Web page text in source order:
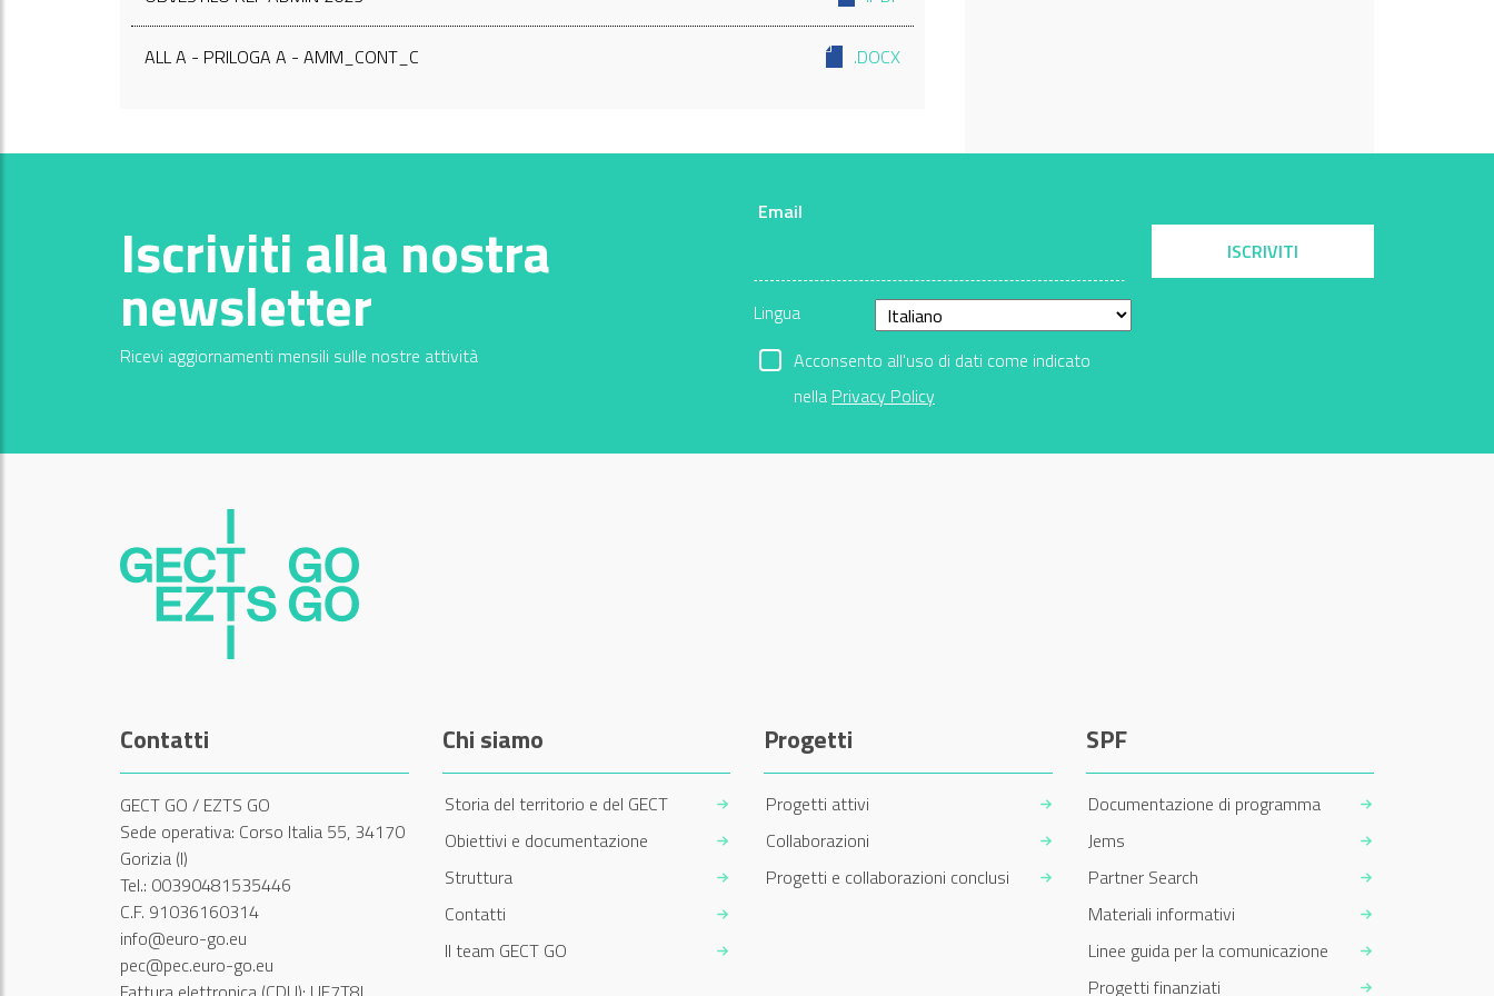
ALL A - PRILOGA A - AMM_CONT_C .DOCX
Iscriviti alla nostra
newsletter
Ricevi aggiornamenti mensili sulle nostre attività
Email
Lingua
Acconsento all'uso di dati come indicato
nella Privacy Policy
ISCRIVITI
Contatti
GECT GO / EZTS GO
Sede operativa: Corso Italia 55, 34170
Gorizia (I)
Tel.: 00390481535446
C.F. 91036160314
info@euro-go.eu
pec@pec.euro-go.eu
Chi siamo
Storia del territorio e del GECT
Obiettivi e documentazione
Struttura
Contatti
Il team GECT GO
Progetti
Progetti attivi
Collaborazioni
Progetti e collaborazioni conclusi
SPF
Documentazione di programma
Jems
Partner Search
Materiali informativi
Linee guida per la comunicazione
Progetti finanziati